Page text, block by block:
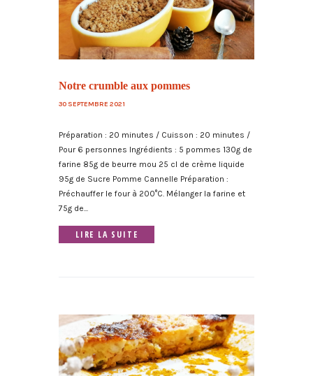
Notre crumble aux pommes
30 SEPTEMBRE 2021
Préparation : 20 minutes / Cuisson : 20 minutes /
Pour 6 personnes Ingrédients : 5 pommes 130g de
farine 85g de beurre mou 25 cl de crème liquide
95g de Sucre Pomme Cannelle Préparation :
Préchauffer le four à 200°C. Mélanger la farine et
75g de...
LIRE LA SUITE